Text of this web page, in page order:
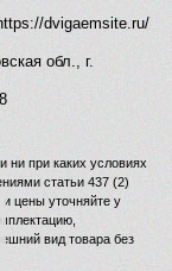
dvigaemsite.ru/
обл., г.
ни при каких условиях
статьи 437 (2)
и цены уточняйте у
вид товара без